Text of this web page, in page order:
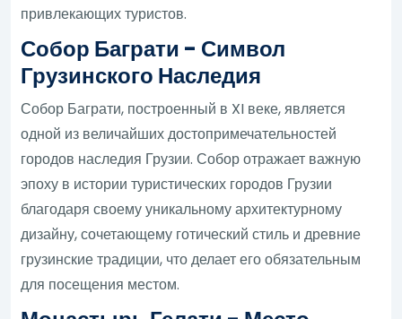
привлекающих туристов.
Собор Баграти - Символ
Грузинского Наследия
Собор Баграти, построенный в XI веке, является
одной из величайших достопримечательностей
городов наследия Грузии. Собор отражает важную
эпоху в истории туристических городов Грузии
благодаря своему уникальному архитектурному
дизайну, сочетающему готический стиль и древние
грузинские традиции, что делает его обязательным
для посещения местом.